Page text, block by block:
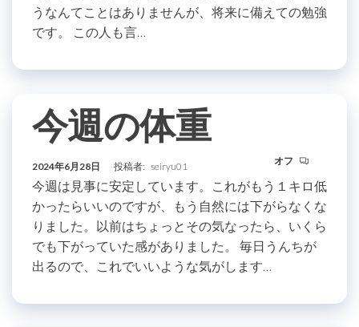
うなんてことはありませんが、将来に備えての勉強
です。 この人も言…
今週の体重
2024年6月28日 投稿者: seiryu01 オフ
今週は見事に安定しています。これがもう１キロ低
かったらいいのですが、もう自然には下がらなくな
りました。以前はちょっとその気なったら、いくら
でも下がっていた感がありました。 毎日うんちが
出るので、これでいいような気がします…